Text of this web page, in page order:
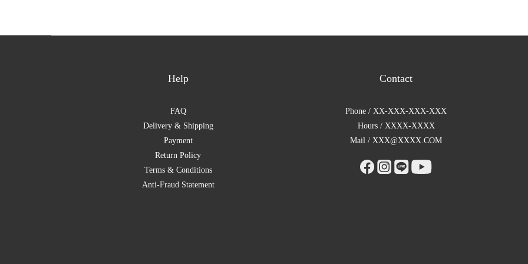
Help
FAQ
Delivery & Shipping
Payment
Return Policy
Terms & Conditions
Anti-Fraud Statement
Contact
Phone / XX-XXX-XXX-XXX
Hours / XXXX-XXXX
Mail / XXX@XXXX.COM